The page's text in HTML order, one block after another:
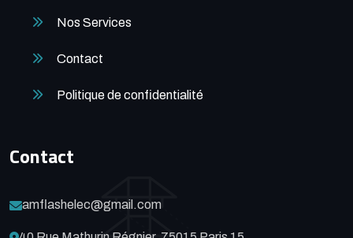
Nos Services
Contact
Politique de confidentialité
Contact
amflashelec@gmail.com